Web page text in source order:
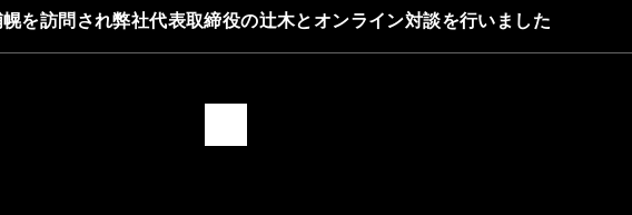
を訪問され弊社代表取締役の辻木とオンライン対談を行いました